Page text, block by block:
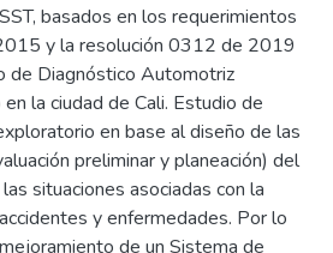
basados en los requerimientos
y la resolución 0312 de 2019
de Diagnóstico Automotriz
la ciudad de Cali. Estudio de
en base al diseño de las
preliminar y planeación) del
situaciones asociadas con la
y enfermedades. Por lo
de un Sistema de